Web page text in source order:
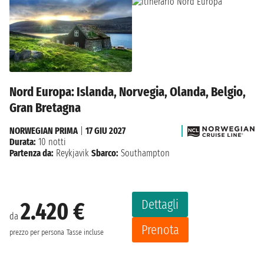
Nord Europa: Islanda, Norvegia, Olanda, Belgio,
Gran Bretagna
da 2.420 €
prezzo per persona Tasse incluse
Dettagli
Prenota
NORWEGIAN PRIMA| 17 GIU 2027
Durata: 10 notti
Partenza da: Reykjavik Sbarco: Southampton